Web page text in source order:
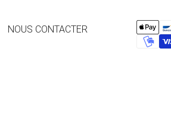
NOUS CONTACTER